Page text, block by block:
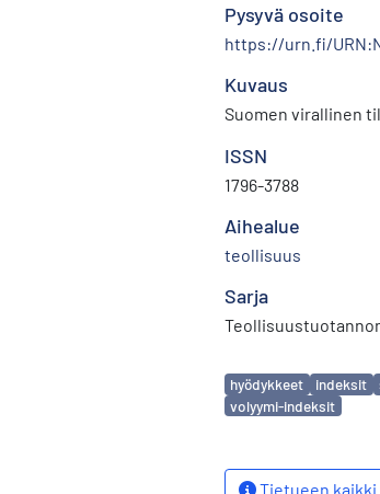
Pysyvä osoite
https://urn.fi/
Kuvaus
Suomen virallinen
ISSN
1796-3788
Aihealue
teollisuus
Sarja
Avainsanat
hyödykkeet indeksit
volyymi-indeksit
Tietueen